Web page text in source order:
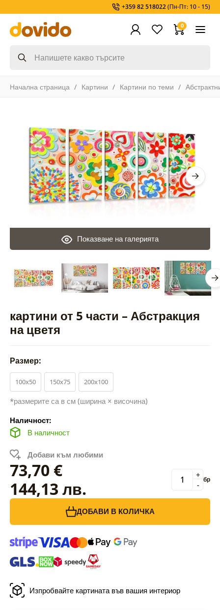
+359 82 518022(Пн-Пт: 10 - 15)
0
Начална страница Картини Картини по теми
картини от 5 части – Абстракция
на цветя
Показване на галерията
Размер:
100x50 150x75 200x100
*размерите са в см (ширина × височина)
Наличност:
В наличност
Добави към любими
73,70 €
144,13 лв.
-
+ бр
ДОБАВИ В КОЛИЧКА
Изпробвайте картината във вашия интериор